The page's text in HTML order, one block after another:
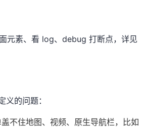
元素、看 log、debug 打断点，详见
的问题：
不住地图、视频、原生导航栏，比如